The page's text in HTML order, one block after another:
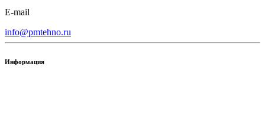
E-mail
info@pmtehno.ru
Информация